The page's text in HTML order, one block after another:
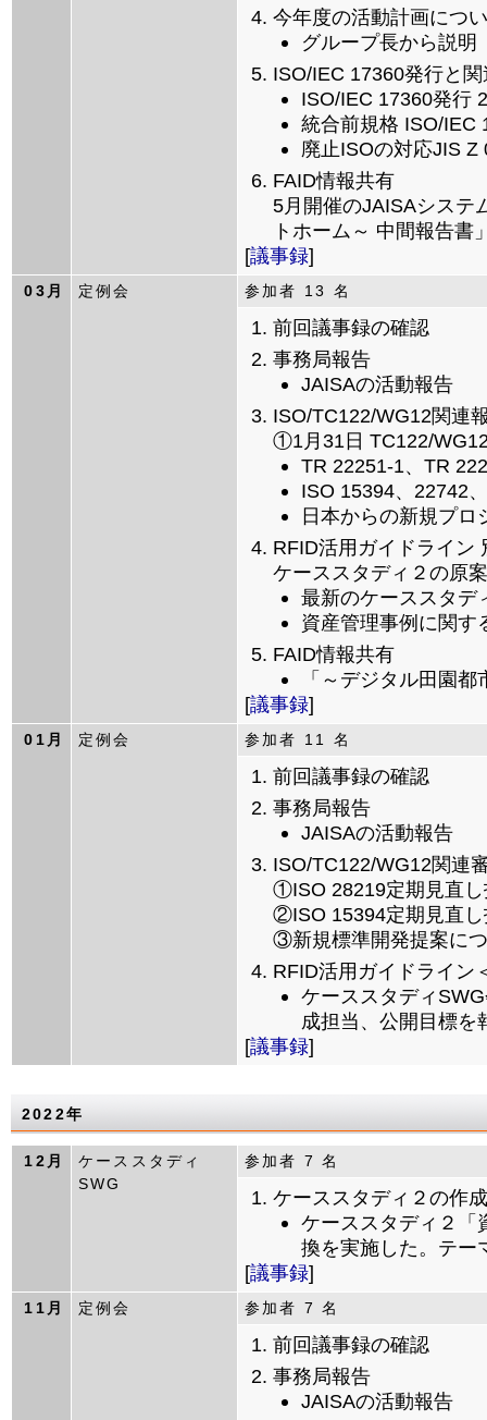
今年度の活動計画につ
グループ長から説明
ISO/IEC 17360発行と
ISO/IEC 17360発行
統合前規格 ISO/IEC
廃止ISOの対応JIS Z
FAID情報共有
5月開催のJAISAシステ
トホーム～ 中間報告書
[議事録]
03月 定例会 参加者 13 名
前回議事録の確認
事務局報告
JAISAの活動報告
ISO/TC122/WG12関連
①1月31日 TC122/
TR 22251-1、TR
ISO 15394、22742
日本からの新規プロ
RFID活用ガイドライン
ケーススタディ２の原
最新のケーススタデ
資産管理事例に関す
FAID情報共有
「～デジタル田園
[議事録]
01月 定例会 参加者 11 名
前回議事録の確認
事務局報告
JAISAの活動報告
ISO/TC122/WG12関連
①ISO 28219定期見直
②ISO 15394定期見直し
③新規標準開発提案に
RFID活用ガイドライン
ケーススタディ
成担当、公開目標を
[議事録]
2022年
12月
ケーススタディ
SWG
参加者 7 名
ケーススタディ２の作
ケーススタディ２「
換を実施した。テー
[議事録]
11月 定例会 参加者 7 名
前回議事録の確認
事務局報告
JAISAの活動報告